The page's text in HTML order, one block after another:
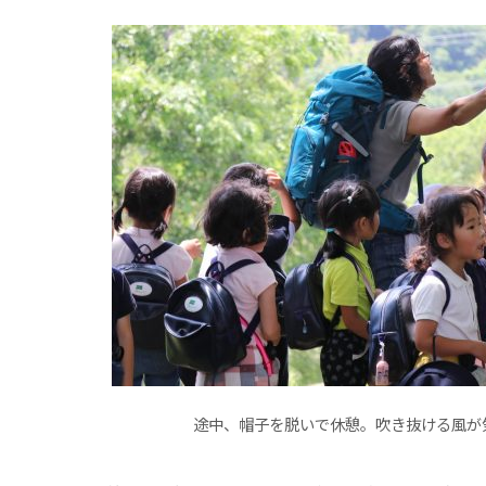
途中、帽子を脱いで休憩。吹き抜ける風